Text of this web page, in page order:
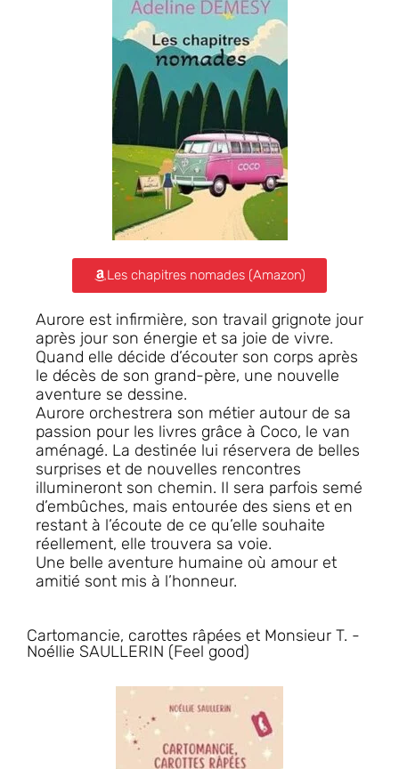
Les chapitres nomades (Amazon)
Aurore est infirmière, son travail grignote jour
après jour son énergie et sa joie de vivre.
Quand elle décide d’écouter son corps après
le décès de son grand-père, une nouvelle
aventure se dessine.
Aurore orchestrera son métier autour de sa
passion pour les livres grâce à Coco, le van
aménagé. La destinée lui réservera de belles
surprises et de nouvelles rencontres
illumineront son chemin. Il sera parfois semé
d’embûches, mais entourée des siens et en
restant à l’écoute de ce qu’elle souhaite
réellement, elle trouvera sa voie.
Une belle aventure humaine où amour et
amitié sont mis à l’honneur.
Cartomancie, carottes râpées et Monsieur T. -
Noéllie SAULLERIN (Feel good)